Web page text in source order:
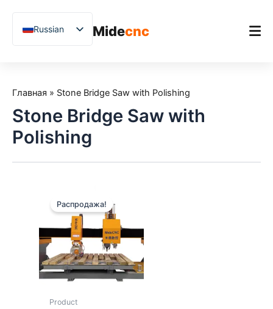
Midecnc
Продукт
Применения
Поддержка
Russian
English
Vietnamese
French
Uzbek
Polish
Hindi
Главная » Stone Bridge Saw with Polishing
Stone Bridge Saw with
Polishing
Распродажа!
Product